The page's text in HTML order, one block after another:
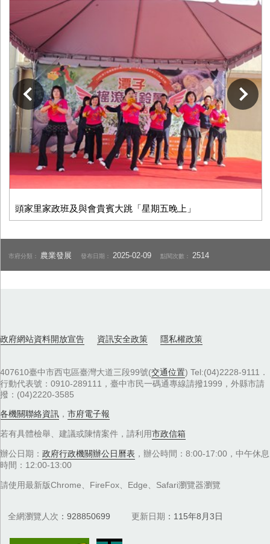
頭家里家政班及與會貴賓大跳「星期五晚上」
下一張
市府分類： 農業發展 發布日期： 2025-02-09 點閱次數： 2514
政府網站資料開放宣告 資訊安全政策 隱私權政策
407610臺中市西屯區臺灣大道三段99號(交通位置) Tel:(04)2228-9111．
行動代表號：0910-289111，臺中市民一碼通專線請撥1999，外縣市請
撥：(04)2220-3585
各機關聯絡資訊 ， 市府電子報
若有具體檢舉、建議或陳情案件，請利用市政信箱
辦公日期： 政府行政機關辦公日曆表 ，辦公時間：8:00-17:00，中午休息
時間：12:00-13:00
請使用最新版Chrome、FireFox、Edge、Safari瀏覽器瀏覽
全網瀏覽人次 928850699 更新日期 115年8月3日